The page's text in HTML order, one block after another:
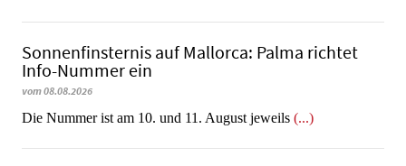
Sonnenfinsternis auf Mallorca: Palma richtet
Info-Nummer ein
vom 08.08.2026
Die Nummer ist am 10. und 11. August jeweils (...)